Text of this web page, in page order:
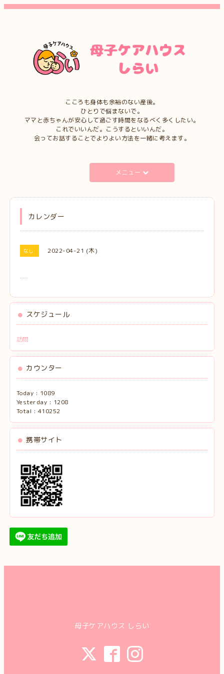
こころも身体も余裕のない産後。
ひとりで悩まないで。
ママと赤ちゃんが安心して過ごす時間をなるべく多くしたい。
これでいいんだ。こうするといいんだ。
会ってお話することでよりよい方法を一緒に考えます。
メニュー
カレンダー
なし 2022-04-21 (木)
スケジュール
訪問
カウンター
Today : 1089
Yesterday : 1208
Total : 410252
携帯サイト
母子ケアハウス しらい